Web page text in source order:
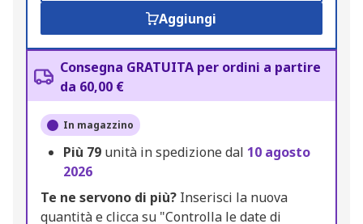
Aggiungi
Consegna GRATUITA per ordini a partire
da 60,00 €
In magazzino
Più 79 unità in spedizione dal 10 agosto
2026
Te ne servono di più? Inserisci la nuova
quantità e clicca su "Controlla le date di